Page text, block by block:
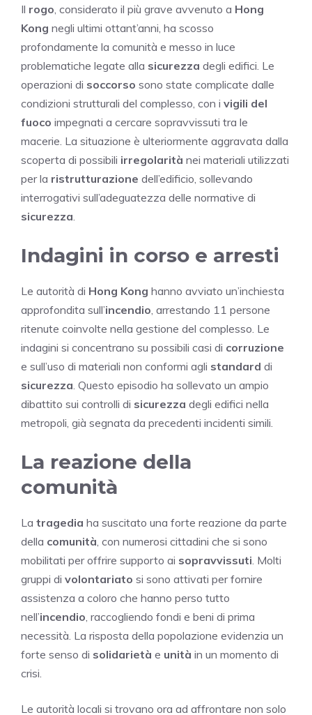
Il rogo , considerato il più grave avvenuto a Hong
Kong negli ultimi ottant’anni, ha scosso
profondamente la comunità e messo in luce
problematiche legate alla sicurezza degli edifici. Le
operazioni di soccorso sono state complicate dalle
condizioni strutturali del complesso, con i vigili del
fuoco impegnati a cercare sopravvissuti tra le
macerie. La situazione è ulteriormente aggravata dalla
scoperta di possibili irregolarità nei materiali utilizzati
per la ristrutturazione dell’edificio, sollevando
interrogativi sull’adeguatezza delle normative di
sicurezza
Indagini in corso e arresti
Le autorità di Hong Kong hanno avviato un’inchiesta
approfondita sull’incendio , arrestando 11 persone
ritenute coinvolte nella gestione del complesso. Le
indagini si concentrano su possibili casi di corruzione
e sull’uso di materiali non conformi agli standard di
sicurezza . Questo episodio ha sollevato un ampio
dibattito sui controlli di sicurezza degli edifici nella
metropoli, già segnata da precedenti incidenti simili.
La reazione della
comunità
La tragedia ha suscitato una forte reazione da parte
della comunità , con numerosi cittadini che si sono
mobilitati per offrire supporto ai sopravvissuti . Molti
gruppi di volontariato si sono attivati per fornire
assistenza a coloro che hanno perso tutto
nell’incendio , raccogliendo fondi e beni di prima
necessità. La risposta della popolazione evidenzia un
forte senso di solidarietà e unità in un momento di
crisi.
Le autorità locali si trovano ora ad affrontare non solo